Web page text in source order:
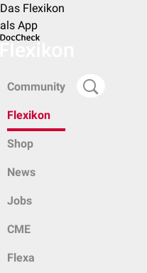
Das Flexikon
als App
Community
Flexikon
Shop
News
Jobs
CME
Flexa